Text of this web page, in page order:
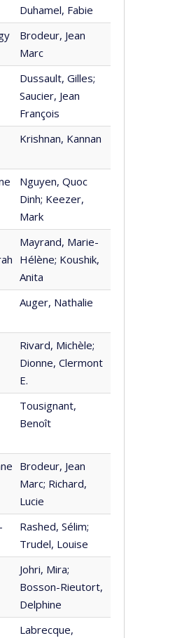
Duhamel, Fabie
Brodeur, Jean
Marc
Dussault, Gilles;
Saucier, Jean
François
Krishnan, Kannan
Nguyen, Quoc
Dinh; Keezer,
Mark
Mayrand, Marie-
Hélène; Koushik,
Anita
Auger, Nathalie
Rivard, Michèle;
Dionne, Clermont
E.
Tousignant,
Benoît
Brodeur, Jean
Marc; Richard,
Lucie
Rashed, Sélim;
Trudel, Louise
Johri, Mira;
Bosson-Rieutort,
Delphine
Labrecque,